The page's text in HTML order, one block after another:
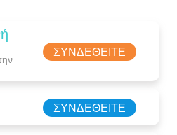
ΣΥΝΔΕΘΕΊΤΕ
ΣΥΝΔΕΘΕΊΤΕ